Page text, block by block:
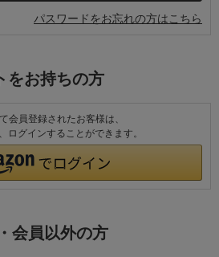
パスワードをお忘れの方はこちら
をお持ちの方
会員登録されたお客様は、
ログインすることができます。
会員以外の方